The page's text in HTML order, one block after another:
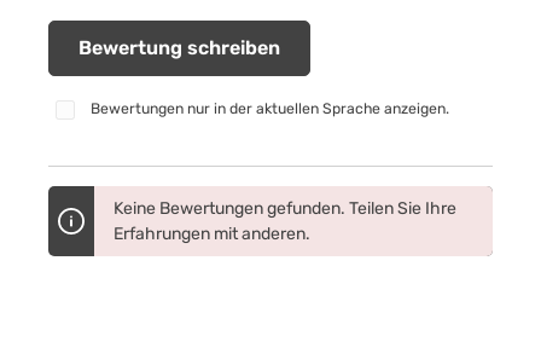
Bewertung schreiben
Bewertungen nur in der aktuellen Sprache anzeigen.
Keine Bewertungen gefunden. Teilen Sie Ihre
Erfahrungen mit anderen.